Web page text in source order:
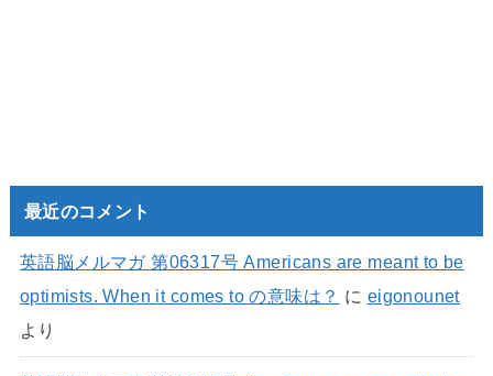
最近のコメント
英語脳メルマガ 第06317号 Americans are meant to be
optimists. When it comes to の意味は？ に eigonounet
より